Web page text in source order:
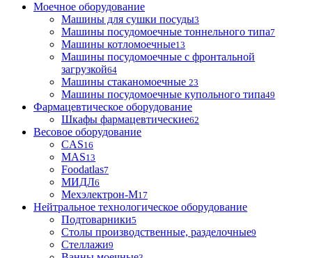
Моечное оборудование
Машины для сушки посуды3
Машины посудомоечные тоннельного типа7
Машины котломоечные13
Машины посудомоечные с фронтальной
загрузкой64
Машины стаканомоечные 23
Машины посудомоечные купольного типа49
Фармацевтическое оборудование
Шкафы фармацевтические62
Весовое оборудование
CAS16
MAS13
Foodatlas7
МИДЛ6
Мехэлектрон-М17
Нейтральное технологическое оборудование
Подтоварники5
Столы производственные, разделочные9
Стеллажи9